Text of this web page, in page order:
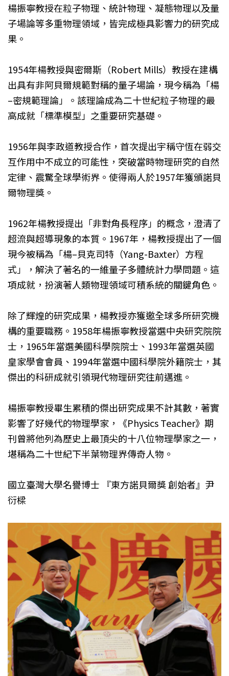
楊振寧教授在粒子物理、統計物理、凝態物理以及量
子場論等多重物理領域，皆完成極具影響力的研究成
果。
1954年楊教授與密爾斯（Robert Mills）教授在建構
出具有非阿貝爾規範對稱的量子場論，現今稱為「楊
–密規範理論」。該理論成為二十世紀粒子物理的最
高成就「標準模型」之重要研究基礎。
1956年與李政道教授合作，首次提出宇稱守恆在弱交
互作用中不成立的可能性，突破當時物理研究的自然
定律、震驚全球學術界。使得兩人於1957年獲頒諾貝
爾物理獎。
1962年楊教授提出「非對角長程序」的概念，澄清了
超流與超導現象的本質。1967年，楊教授提出了一個
現今被稱為「楊–貝克司特（Yang-Baxter）方程
式」，解決了著名的一維量子多體統計力學問題。這
項成就，扮演著人類物理領域可積系統的關鍵角色。
除了輝煌的研究成果，楊教授亦獲邀全球多所研究機
構的重要職務。1958年楊振寧教授當選中央研究院院
士，1965年當選美國科學院院士、1993年當選英國
皇家學會會員、1994年當選中國科學院外籍院士，其
傑出的科研成就引領現代物理研究往前邁進。
楊振寧教授畢生累積的傑出研究成果不計其數，著實
影響了好幾代的物理學家，《Physics Teacher》期
刊曾將他列為歷史上最頂尖的十八位物理學家之一，
堪稱為二十世紀下半葉物理界傳奇人物。
國立臺灣大學名譽博士 『東方諾貝爾獎 創始者』尹
衍樑